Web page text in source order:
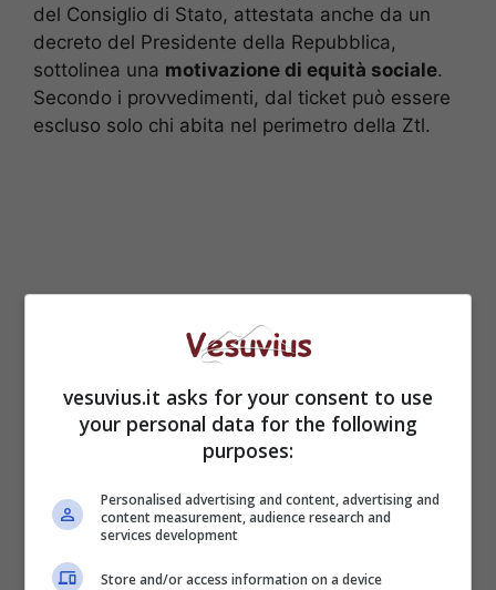
del Consiglio di Stato, attestata anche da un
decreto del Presidente della Repubblica,
sottolinea una motivazione di equità sociale.
Secondo i provvedimenti, dal ticket può essere
escluso solo chi abita nel perimetro della Ztl.
vesuvius.it asks for your consent to use
your personal data for the following
purposes:
Personalised advertising and content, advertising and
content measurement, audience research and
services development
Store and/or access information on a device